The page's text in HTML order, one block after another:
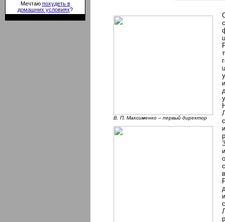
Мечтаю похудеть в
домашних условиях?
В. П. Максименко – первый директор